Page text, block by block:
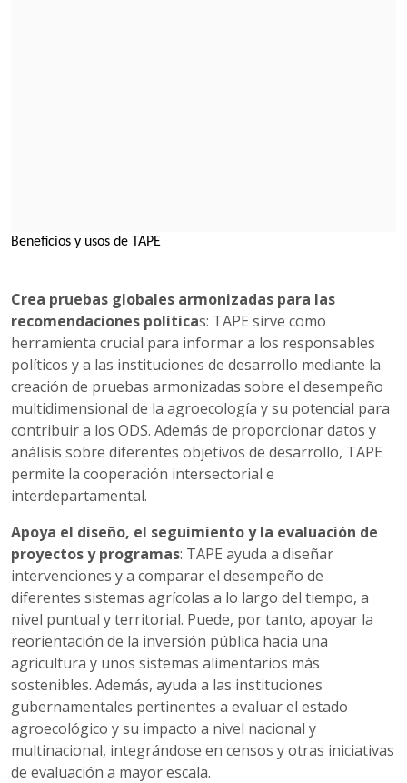
Beneficios y usos de TAPE
Crea pruebas globales armonizadas para las
recomendaciones políticas: TAPE sirve como
herramienta crucial para informar a los responsables
políticos y a las instituciones de desarrollo mediante la
creación de pruebas armonizadas sobre el desempeño
multidimensional de la agroecología y su potencial para
contribuir a los ODS. Además de proporcionar datos y
análisis sobre diferentes objetivos de desarrollo, TAPE
permite la cooperación intersectorial e
interdepartamental.
Apoya el diseño, el seguimiento y la evaluación de
proyectos y programas: TAPE ayuda a diseñar
intervenciones y a comparar el desempeño de
diferentes sistemas agrícolas a lo largo del tiempo, a
nivel puntual y territorial. Puede, por tanto, apoyar la
reorientación de la inversión pública hacia una
agricultura y unos sistemas alimentarios más
sostenibles. Además, ayuda a las instituciones
gubernamentales pertinentes a evaluar el estado
agroecológico y su impacto a nivel nacional y
multinacional, integrándose en censos y otras iniciativas
de evaluación a mayor escala.